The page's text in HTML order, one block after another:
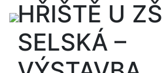
HŘIŠTĚ U ZŠ
SELSKÁ –